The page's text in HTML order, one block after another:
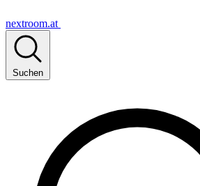
nextroom.at
Suchen